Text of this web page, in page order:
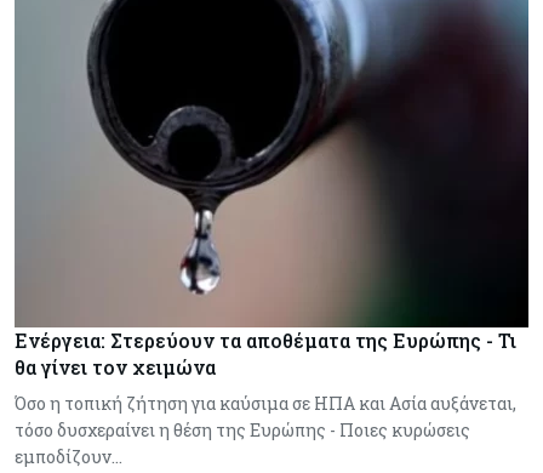
Ενέργεια: Στερεύουν τα αποθέματα της Ευρώπης - Τι
θα γίνει τον χειμώνα
Όσο η τοπική ζήτηση για καύσιμα σε ΗΠΑ και Ασία αυξάνεται,
τόσο δυσχεραίνει η θέση της Ευρώπης - Ποιες κυρώσεις
εμποδίζουν…